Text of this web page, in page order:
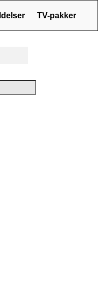
TV-pakker